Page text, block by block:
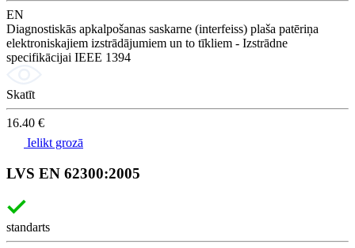
EN
Diagnostiskās apkalpošanas saskarne (interfeiss) plaša patēriņa
elektroniskajiem izstrādājumiem un to tīkliem - Izstrādne
specifikācijai IEEE 1394
Skatīt
16.40 €
Ielikt grozā
LVS EN 62300:2005
standarts